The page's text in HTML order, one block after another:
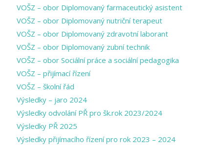
VOŠZ – obor Diplomovaný farmaceutický asistent
VOŠZ – obor Diplomovaný nutriční terapeut
VOŠZ – obor Diplomovaný zdravotní laborant
VOŠZ – obor Diplomovaný zubní technik
VOŠZ – obor Sociální práce a sociální pedagogika
VOŠZ – přijímací řízení
VOŠZ – školní řád
Výsledky – jaro 2024
Výsledky odvolání PŘ pro šk.rok 2023/2024
Výsledky PŘ 2025
Výsledky přijímacího řízení pro rok 2023 – 2024